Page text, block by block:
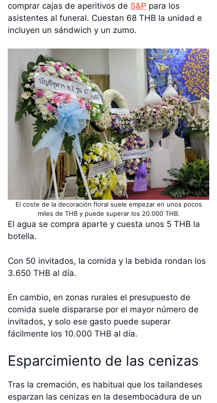
comprar cajas de aperitivos de S&P para los
asistentes al funeral. Cuestan 68 THB la unidad e
incluyen un sándwich y un zumo.
El coste de la decoración floral suele empezar en unos pocos
miles de THB y puede superar los 20.000 THB.
El agua se compra aparte y cuesta unos 5 THB la
botella.
Con 50 invitados, la comida y la bebida rondan los
3.650 THB al día.
En cambio, en zonas rurales el presupuesto de
comida suele dispararse por el mayor número de
invitados, y solo ese gasto puede superar
fácilmente los 10.000 THB al día.
Esparcimiento de las cenizas
Tras la cremación, es habitual que los tailandeses
esparzan las cenizas en la desembocadura de un